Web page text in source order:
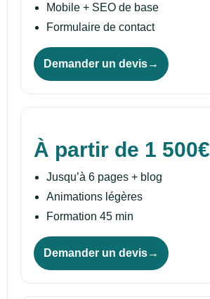
Mobile + SEO de base
Formulaire de contact
Demander un devis
À partir de 1 500€
Jusqu’à 6 pages + blog
Animations légères
Formation 45 min
Demander un devis